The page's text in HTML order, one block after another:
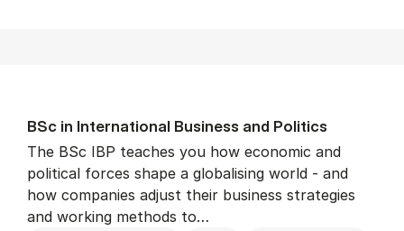
BSc in In­ter­na­tion­al Busi­ness and Polit­ics
The BSc IBP teaches you how economic and
political forces shape a globalising world - and
how companies adjust their business strategies
and working methods to…